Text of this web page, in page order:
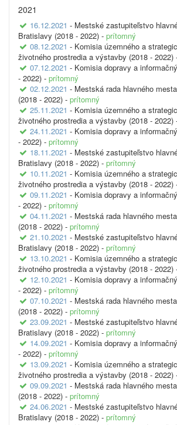
2021
16.12.2021 - Mestské zastupiteľstvo
Bratislavy (2018 - 2022) - prítomný
08.12.2021 - Komisia územného a
životného prostredia a výstavby (2018 - 2022)
07.12.2021 - Komisia dopravy a
- 2022) - prítomný
02.12.2021 - Mestská rada hlavného
(2018 - 2022) - prítomný
25.11.2021 - Komisia územného a
životného prostredia a výstavby (2018 - 2022)
24.11.2021 - Komisia dopravy a
- 2022) - prítomný
18.11.2021 - Mestské zastupiteľstvo
Bratislavy (2018 - 2022) - prítomný
10.11.2021 - Komisia územného a
životného prostredia a výstavby (2018 - 2022)
09.11.2021 - Komisia dopravy a
- 2022) - prítomný
04.11.2021 - Mestská rada hlavného
(2018 - 2022) - prítomný
21.10.2021 - Mestské zastupiteľstvo
Bratislavy (2018 - 2022) - prítomný
13.10.2021 - Komisia územného a
životného prostredia a výstavby (2018 - 2022)
12.10.2021 - Komisia dopravy a
- 2022) - prítomný
07.10.2021 - Mestská rada hlavného
(2018 - 2022) - prítomný
23.09.2021 - Mestské zastupiteľstvo
Bratislavy (2018 - 2022) - prítomný
14.09.2021 - Komisia dopravy a
- 2022) - prítomný
13.09.2021 - Komisia územného a
životného prostredia a výstavby (2018 - 2022)
09.09.2021 - Mestská rada hlavného
(2018 - 2022) - prítomný
24.06.2021 - Mestské zastupiteľstvo
Bratislavy (2018 - 2022) - prítomný